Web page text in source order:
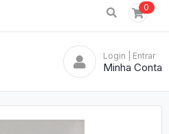
0
Login | Entrar
Minha Conta